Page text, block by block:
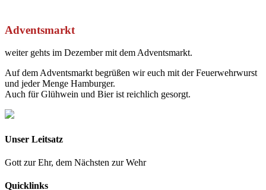
Adventsmarkt
weiter gehts im Dezember mit dem Adventsmarkt.
Auf dem Adventsmarkt begrüßen wir euch mit der Feuerwehrwurst
und jeder Menge Hamburger.
Auch für Glühwein und Bier ist reichlich gesorgt.
Unser Leitsatz
Gott zur Ehr, dem Nächsten zur Wehr
Quicklinks